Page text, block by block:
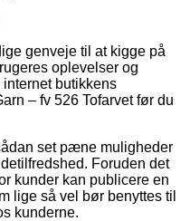
genveje til at kigge på
oplevelser og
butikkens
– fv 526 Tofarvet før du
set pæne muligheder
Foruden det
kunder kan publicere en
lige så vel bør benyttes til
kunderne.